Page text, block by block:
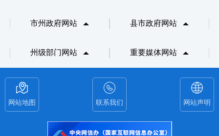
市州政府网站 县市政府网站
州级部门网站 重要媒体网站
网站地图 联系我们 网站声明